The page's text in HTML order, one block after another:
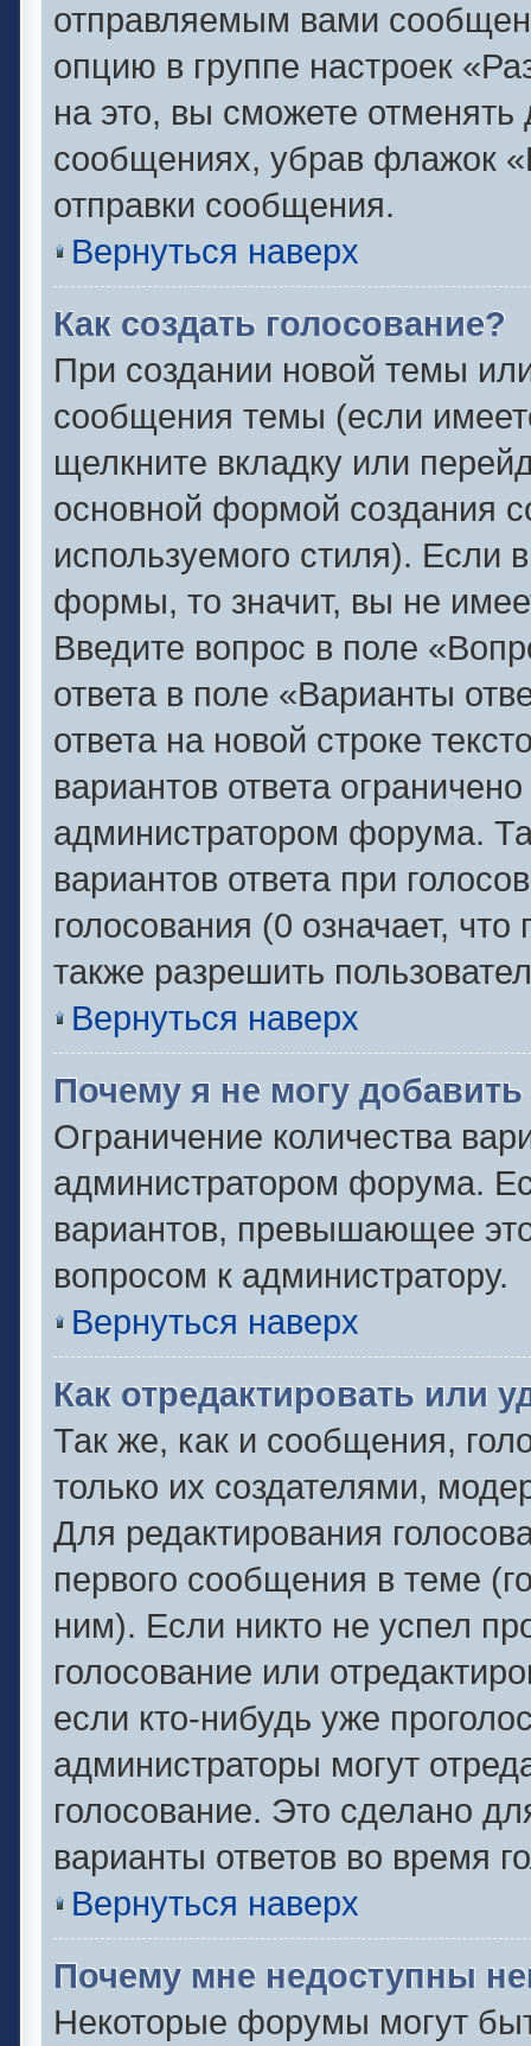
отправляемым вами
опцию в группе настроек
на это, вы сможете
сообщениях, убрав флажок
отправки сообщения.
Вернуться наверх
Как создать голосование?
При создании новой темы
сообщения темы (если
щелкните вкладку или
основной формой создания
используемого стиля). Если
формы, то значит, вы не
Введите вопрос в поле
ответа в поле «Варианты
ответа на новой строке
вариантов ответа
администратором форума.
вариантов ответа при
голосования (0 означает,
также разрешить
Вернуться наверх
Почему я не могу
Ограничение количества
администратором форума.
вариантов, превышающее
вопросом к администратору.
Вернуться наверх
Как отредактировать или
Так же, как и сообщения,
только их создателями,
Для редактирования
первого сообщения в теме
ним). Если никто не успел
голосование или
если кто-нибудь уже
администраторы могут
голосование. Это сделано
варианты ответов во время
Вернуться наверх
Почему мне недоступны
Некоторые форумы могут